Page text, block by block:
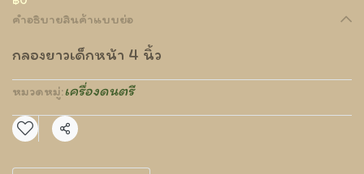
คำอธิบายสินค้าแบบย่อ
กลองยาวเด็กหน้า 4 นิ้ว
หมวดหมู่:เครื่องดนตรี
แชร์